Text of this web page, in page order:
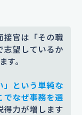
接官は「その職
志望しているか
す。
」という単純な
でなぜ事務を選
得力が増します